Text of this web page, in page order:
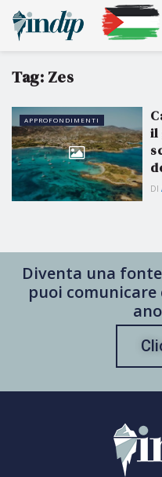
Tag: Zes
APPROFONDIMENTI
il
DI
Diventa una
puoi comunicare